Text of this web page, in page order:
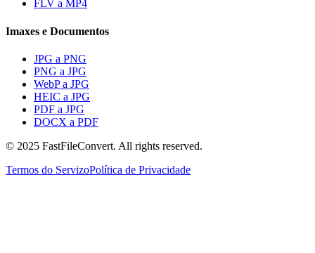
FLV a MP4
Imaxes e Documentos
JPG a PNG
PNG a JPG
WebP a JPG
HEIC a JPG
PDF a JPG
DOCX a PDF
© 2025 FastFileConvert. All rights reserved.
Termos do ServizoPolítica de Privacidade